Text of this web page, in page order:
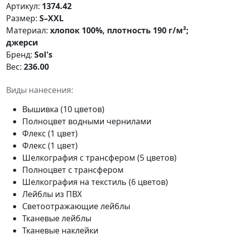
Артикул: 1374.42
Размер: S–XXL
Материал: хлопок 100%, плотность 190 г/м²;
джерси
Бренд: Sol's
Вес: 236.00
Виды нанесения:
Вышивка (10 цветов)
Полноцвет водными чернилами
Флекс (1 цвет)
Флекс (1 цвет)
Шелкография с трансфером (5 цветов)
Полноцвет с трансфером
Шелкография на текстиль (6 цветов)
Лейблы из ПВХ
Светоотражающие лейблы
Тканевые лейблы
Тканевые наклейки